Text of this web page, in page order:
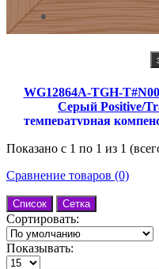
WG12864A-TGH-
Серый Positive/
температурная
Показано с 1 по 1 из 1
Сравнение товаров (0)
Список Сетка
Сортировать:
Показывать: